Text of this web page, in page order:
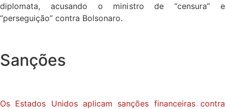
diplomata, acusando o ministro de “censura” e
“perseguição” contra Bolsonaro.
Sanções
Os Estados Unidos aplicam sanções financeiras contra